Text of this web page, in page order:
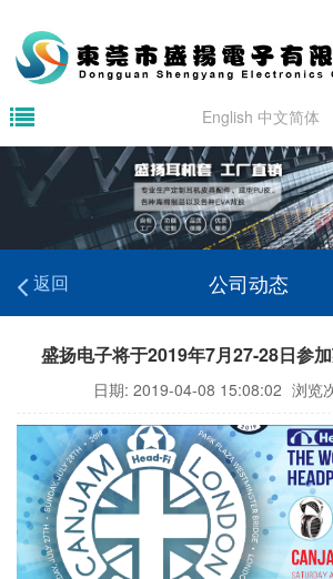
English 中文简体
返回 公司动态
盛扬电子将于2019年7月27-28日参
日期: 2019-04-08 15:08:02 浏览